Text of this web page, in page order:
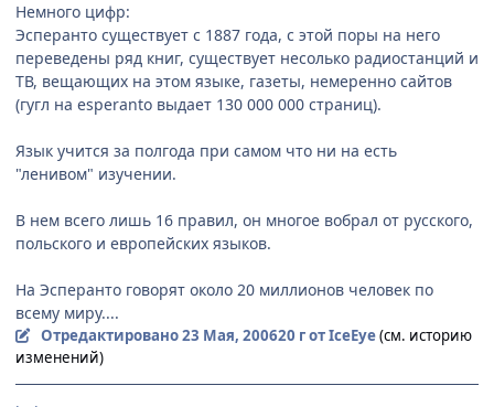
Немного цифр:
Эсперанто существует с 1887 года, с этой поры на него
переведены ряд книг, существует несолько радиостанций и
ТВ, вещающих на этом языке, газеты, немеренно сайтов
(гугл на esperanto выдает 130 000 000 страниц).
Язык учится за полгода при самом что ни на есть
"ленивом" изучении.
В нем всего лишь 16 правил, он многое вобрал от русского,
польского и европейских языков.
На Эсперанто говорят около 20 миллионов человек по
всему миру....
Отредактировано23 Мая, 200620 гот IceEye(см. историю
изменений)